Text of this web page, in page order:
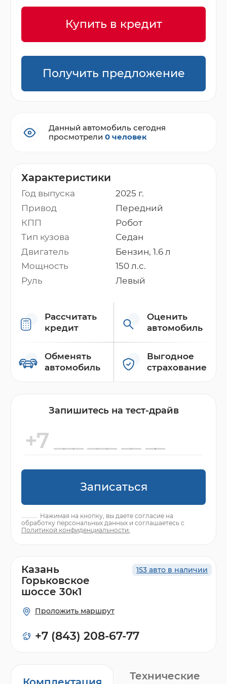
Характеристики
Год выпуска
2025 г.
Привод
Передний
КПП
Робот
Тип кузова
Седан
Двигатель
Бензин, 1.6 л
Мощность
150 л.с.
Руль
Левый
Рассчитать
кредит
Оценить
автомобиль
Обменять
автомобиль
Выгодное
страхование
Купить в кредит
Получить предложение
Данный автомобиль сегодня
просмотрели0 человек
Запишитесь на тест-драйв
Записаться
Нажимая на кнопку, вы даете согласие на
обработку персональных данных и соглашаетесь с
Политикой конфиденциальности.
Технические
153 авто в наличии
Казань
Горьковское
шоссе 30к1
Проложить маршрут
+7 (843) 208-67-77